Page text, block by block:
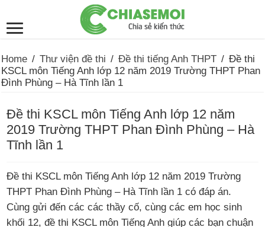
Home / Thư viện đề thi / Đề thi tiếng Anh THPT / Đề thi
KSCL môn Tiếng Anh lớp 12 năm 2019 Trường THPT Phan
Đình Phùng – Hà Tĩnh lần 1
Đề thi KSCL môn Tiếng Anh lớp 12 năm
2019 Trường THPT Phan Đình Phùng – Hà
Tĩnh lần 1
Đề thi KSCL môn Tiếng Anh lớp 12 năm 2019 Trường
THPT Phan Đình Phùng – Hà Tĩnh lần 1 có đáp án.
Cùng gửi đến các các thầy cố, cùng các em học sinh
khối 12, đề thi KSCL môn Tiếng Anh giúp các bạn chuận